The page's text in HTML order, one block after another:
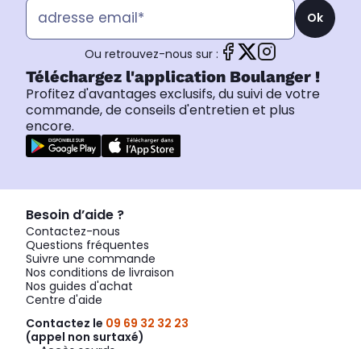
Ok
Ou retrouvez-nous sur :
Téléchargez l'application Boulanger !
Profitez d'avantages exclusifs, du suivi de votre
commande, de conseils d'entretien et plus
encore.
Besoin d’aide ?
Contactez-nous
Questions fréquentes
Suivre une commande
Nos conditions de livraison
Nos guides d'achat
Centre d'aide
Contactez le 09 69 32 32 23
(appel non surtaxé)